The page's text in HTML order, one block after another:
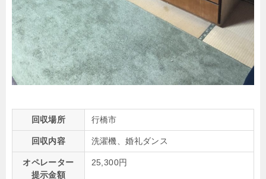
回収場所 行橋市
回収内容 洗濯機、婚礼ダンス
オペレーター
提示金額
25,300円